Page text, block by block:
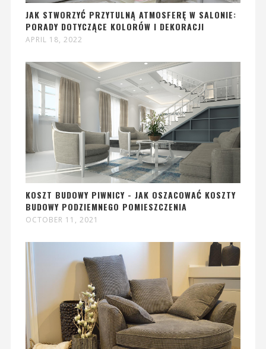
JAK STWORZYĆ PRZYTULNĄ ATMOSFERĘ W SALONIE:
PORADY DOTYCZĄCE KOLORÓW I DEKORACJI
APRIL 18, 2022
KOSZT BUDOWY PIWNICY - JAK OSZACOWAĆ KOSZTY
BUDOWY PODZIEMNEGO POMIESZCZENIA
OCTOBER 11, 2021